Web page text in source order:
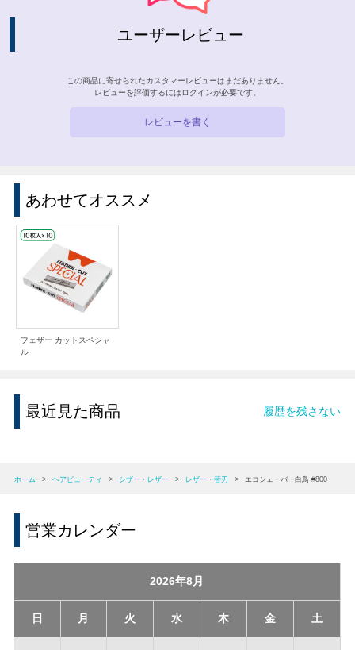
ユーザーレビュー
この商品に寄せられたカスタマーレビューはまだありません。
レビューを評価するには ログインが必要です。
レビューを書く
あわせてオススメ
フェザー カットスペシャ
ル
最近見た商品 履歴を残さない
ホーム > ヘアビューティ > シザー・レザー > レザー・替刃 > エコシェーバー白鳥 #800
営業カレンダー
2026年8月
日 月 火 水 木 金 土